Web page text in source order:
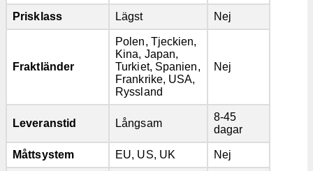
Prisklass Lägst Nej
Fraktländer
Polen, Tjeckien,
Kina, Japan,
Turkiet, Spanien,
Frankrike, USA,
Ryssland
Nej
Leveranstid Långsam
8-45
dagar
Måttsystem EU, US, UK Nej